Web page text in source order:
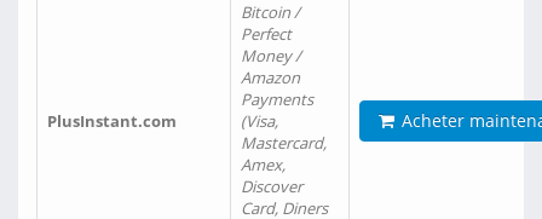
PlusInstant.com
Bitcoin /
Perfect
Money /
Amazon
Payments
(Visa,
Mastercard,
Amex,
Discover
Card, Diners
Acheter